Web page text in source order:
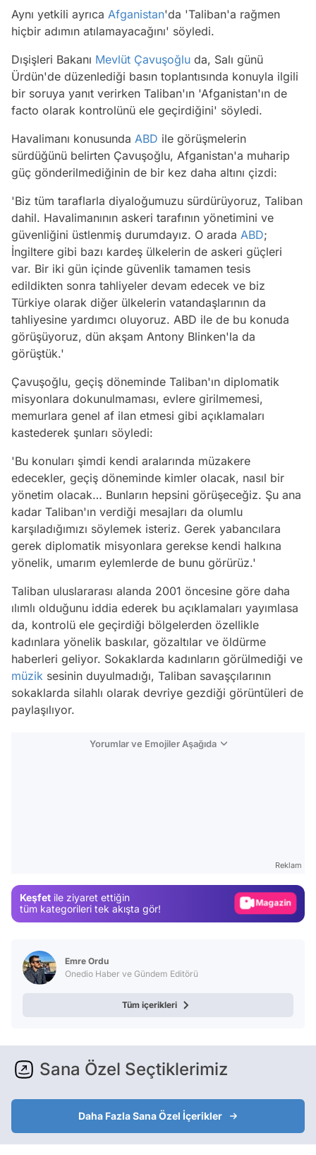
Aynı yetkili ayrıca Afganistan'da 'Taliban'a rağmen
hiçbir adımın atılamayacağını' söyledi.
Dışişleri Bakanı Mevlüt Çavuşoğlu da, Salı günü
Ürdün'de düzenlediği basın toplantısında konuyla ilgili
bir soruya yanıt verirken Taliban'ın 'Afganistan'ın de
facto olarak kontrolünü ele geçirdiğini' söyledi.
Havalimanı konusunda ABD ile görüşmelerin
sürdüğünü belirten Çavuşoğlu, Afganistan'a muharip
güç gönderilmediğinin de bir kez daha altını çizdi:
'Biz tüm taraflarla diyaloğumuzu sürdürüyoruz, Taliban
dahil. Havalimanının askeri tarafının yönetimini ve
güvenliğini üstlenmiş durumdayız. O arada ABD;
İngiltere gibi bazı kardeş ülkelerin de askeri güçleri
var. Bir iki gün içinde güvenlik tamamen tesis
edildikten sonra tahliyeler devam edecek ve biz
Türkiye olarak diğer ülkelerin vatandaşlarının da
tahliyesine yardımcı oluyoruz. ABD ile de bu konuda
görüşüyoruz, dün akşam Antony Blinken'la da
görüştük.'
Çavuşoğlu, geçiş döneminde Taliban'ın diplomatik
misyonlara dokunulmaması, evlere girilmemesi,
memurlara genel af ilan etmesi gibi açıklamaları
kastederek şunları söyledi:
'Bu konuları şimdi kendi aralarında müzakere
edecekler, geçiş döneminde kimler olacak, nasıl bir
yönetim olacak… Bunların hepsini görüşeceğiz. Şu ana
kadar Taliban'ın verdiği mesajları da olumlu
karşıladığımızı söylemek isteriz. Gerek yabancılara
gerek diplomatik misyonlara gerekse kendi halkına
yönelik, umarım eylemlerde de bunu görürüz.'
Taliban uluslararası alanda 2001 öncesine göre daha
ılımlı olduğunu iddia ederek bu açıklamaları yayımlasa
da, kontrolü ele geçirdiği bölgelerden özellikle
kadınlara yönelik baskılar, gözaltılar ve öldürme
haberleri geliyor. Sokaklarda kadınların görülmediği ve
müzik sesinin duyulmadığı, Taliban savaşçılarının
sokaklarda silahlı olarak devriye gezdiği görüntüleri de
paylaşılıyor.
Yorumlar ve Emojiler Aşağıda
Reklam
Keşfet ile ziyaret ettiğin
tüm kategorileri tek akışta gör!
Video
Emre Ordu
Onedio Haber ve Gündem Editörü
Tüm içerikleri
Sana Özel Seçtiklerimiz
Daha Fazla Sana Özel İçerikler